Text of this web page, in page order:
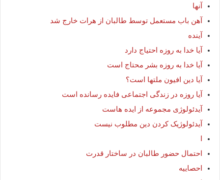
آنها
آهن باب مستعمل توسط طالبان از هرات خارج شد
آينده
آیا خدا به روزه احتیاج دارد
آیا خدا به روزه بشر محتاج است
آیا دین افیون ملتها است؟
آیا روزه در زندگی اجتماعی فایده رسانده است
آیدئولوژی مجموعه از ایده هاست
آیدئولوژیک کردن دین مطلوب نیست
ا
احتمال حضور طالبان در ساختار قدرت
احصاييه